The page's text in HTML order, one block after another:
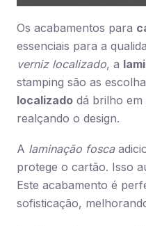
Os acabamentos para
essenciais para a
verniz localizado, a
stamping são as
localizado dá brilho em
realçando o design.
A laminação fosca
protege o cartão. Isso
Este acabamento é
sofisticação,